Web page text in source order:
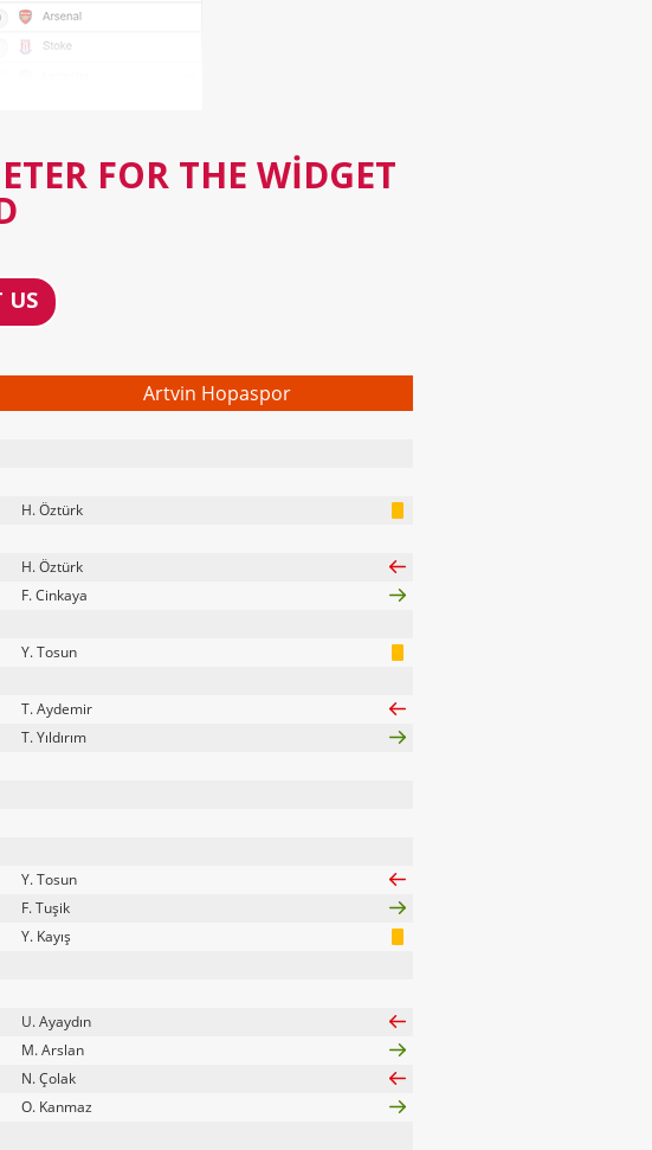
FOR THE WIDGET
US
Artvin Hopaspor
H. Öztürk
H. Öztürk
F. Cinkaya
Y. Tosun
T. Aydemir
T. Yıldırım
Y. Tosun
F. Tuşik
Y. Kayış
U. Ayaydın
M. Arslan
N. Çolak
O. Kanmaz